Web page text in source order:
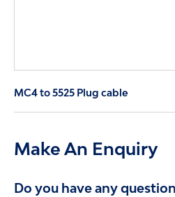
MC4 to 5525 Plug cable
Make An Enquiry
Do you have any